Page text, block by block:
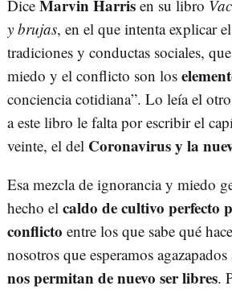
Dice Marvin Harris en su libro
y brujas, en el que intenta explicar
tradiciones y conductas sociales,
miedo y el conflicto son los
conciencia cotidiana”. Lo leía el
a este libro le falta por escribir el
veinte, el del Coronavirus y la
Esa mezcla de ignorancia y miedo
hecho el caldo de cultivo perfecto
conflicto entre los que sabe qué
nosotros que esperamos
nos permitan de nuevo ser libres.